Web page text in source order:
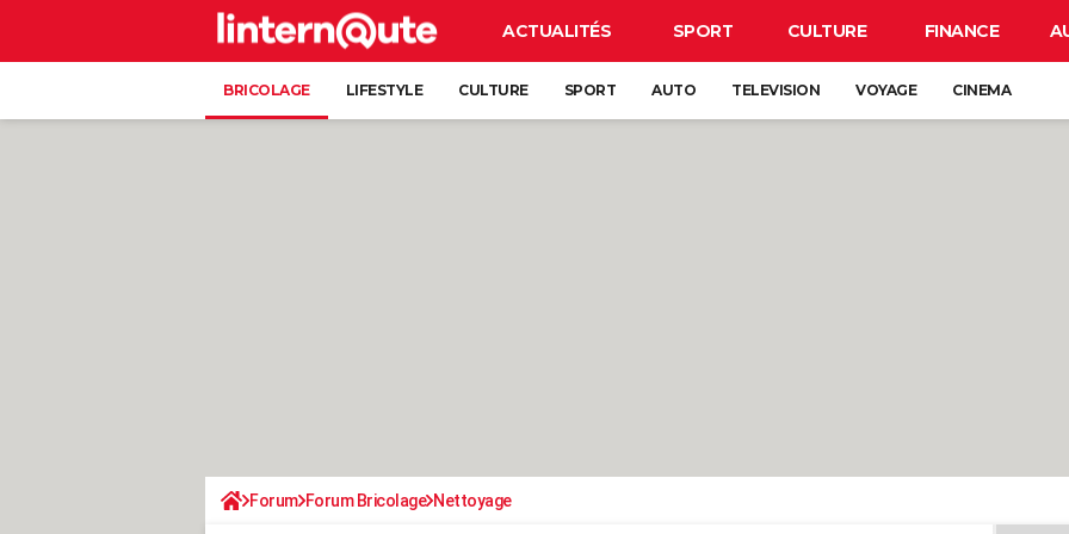
ACTUALITÉS SPORT CULTURE FINANCE
BRICOLAGE LIFESTYLE CULTURE SPORT AUTO TELEVISION VOYAGE CINEMA
Forum Forum Bricolage Nettoyage